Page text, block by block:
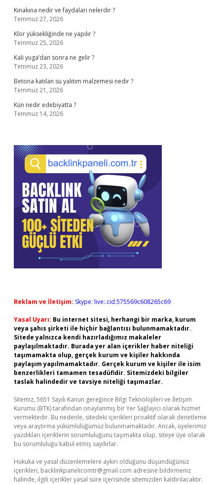
Kınakına nedir ve faydaları nelerdir ?
Temmuz 27, 2026
Klor yüksekliğinde ne yapılır ?
Temmuz 25, 2026
Kali yuga’dan sonra ne gelir ?
Temmuz 23, 2026
Betona katılan su yalıtım malzemesi nedir ?
Temmuz 21, 2026
Kün nedir edebiyatta ?
Temmuz 14, 2026
Reklam ve İletişim: Skype: live:.cid.575569c608265c69
Yasal Uyarı: Bu internet sitesi, herhangi bir marka, kurum
veya şahıs şirketi ile hiçbir bağlantısı bulunmamaktadır.
Sitede yalnızca kendi hazırladığımız makaleler
paylaşılmaktadır. Burada yer alan içerikler haber niteliği
taşımamakta olup, gerçek kurum ve kişiler hakkında
paylaşım yapılmamaktadır. Gerçek kurum ve kişiler ile isim
benzerlikleri tamamen tesadüfidir. Sitemizdeki bilgiler
taslak halindedir ve tavsiye niteliği taşımazlar.
Sitemiz, 5651 Sayılı Kanun gereğince Bilgi Teknolojileri ve İletişim
Kurumu (BTK) tarafından onaylanmış bir Yer Sağlayıcı olarak hizmet
vermektedir. Bu nedenle, sitedeki içerikleri proaktif olarak denetleme
veya araştırma yükümlülüğümüz bulunmamaktadır. Ancak, üyelerimiz
yazdıkları içeriklerin sorumluluğunu taşımakta olup, siteye üye olarak
bu sorumluluğu kabul etmiş sayılırlar.
Hukuka ve yasal düzenlemelere aykırı olduğunu düşündüğünüz
içerikleri, backlinkpanelicomtr@gmail.com adresine bildirmeniz
halinde, ilgili içerikler yasal süre içerisinde sitemizden kaldırılacaktır.